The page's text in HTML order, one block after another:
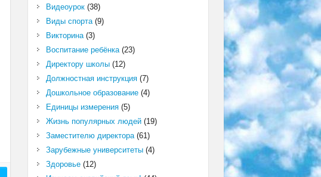
Видеоурок(38)
Виды спорта(9)
Викторина(3)
Воспитание ребёнка(23)
Директору школы(12)
Должностная инструкция(7)
Дошкольное образование(4)
Единицы измерения(5)
Жизнь популярных людей(19)
Заместителю директора(61)
Зарубежные университеты(4)
Здоровье(12)